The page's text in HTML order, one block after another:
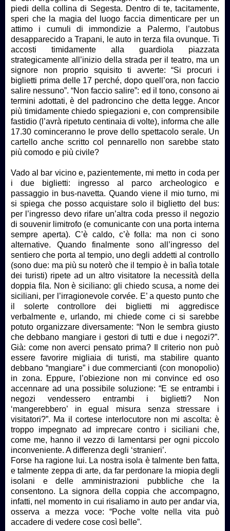
piedi della collina di Segesta. Dentro di te, tacitamente,
speri che la magia del luogo faccia dimenticare per un
attimo i cumuli di immondizie a Palermo, l’autobus
desapparecido a Trapani, le auto in terza fila ovunque. Ti
accosti timidamente alla guardiola piazzata
strategicamente all’inizio della strada per il teatro, ma un
signore non proprio squisito ti avverte: “Si procuri i
biglietti prima delle 17 perché, dopo quell’ora, non faccio
salire nessuno”. “Non faccio salire”: ed il tono, consono ai
termini adottati, è del padroncino che detta legge. Ancor
più timidamente chiedo spiegazioni e, con comprensibile
fastidio (l’avrà ripetuto centinaia di volte), informa che alle
17.30 cominceranno le prove dello spettacolo serale. Un
cartello anche scritto col pennarello non sarebbe stato
più comodo e più civile?
Vado al bar vicino e, pazientemente, mi metto in coda per
i due biglietti: ingresso al parco archeologico e
passaggio in bus-navetta. Quando viene il mio turno, mi
si spiega che posso acquistare solo il biglietto del bus:
per l’ingresso devo rifare un’altra coda presso il negozio
di souvenir limitrofo (e comunicante con una porta interna
sempre aperta). C’è caldo, c’è folla: ma non ci sono
alternative. Quando finalmente sono all’ingresso del
sentiero che porta al tempio, uno degli addetti al controllo
(sono due: ma più su noterò che il tempio è in balìa totale
dei turisti) ripete ad un altro visitatore la necessità della
doppia fila. Non è siciliano: gli chiedo scusa, a nome dei
siciliani, per l’irragionevole corvée. E’ a questo punto che
il solerte controllore dei biglietti mi aggredisce
verbalmente e, urlando, mi chiede come ci si sarebbe
potuto organizzare diversamente: “Non le sembra giusto
che debbano mangiare i gestori di tutti e due i negozi?”.
Già: come non averci pensato prima? Il criterio non può
essere favorire migliaia di turisti, ma stabilire quanto
debbano “mangiare” i due commercianti (con monopolio)
in zona. Eppure, l’obiezione non mi convince ed oso
accennare ad una possibile soluzione: “E se entrambi i
negozi vendessero entrambi i biglietti? Non
‘mangerebbero’ in egual misura senza stressare i
visitatori?”. Ma il cortese interlocutore non mi ascolta: è
troppo impegnato ad imprecare contro i siciliani che,
come me, hanno il vezzo di lamentarsi per ogni piccolo
inconveniente. A differenza degli ‘stranieri’.
Forse ha ragione lui. La nostra isola è talmente ben fatta,
e talmente zeppa di arte, da far perdonare la miopia degli
isolani e delle amministrazioni pubbliche che la
consentono. La signora della coppia che accompagno,
infatti, nel momento in cui risaliamo in auto per andar via,
osserva a mezza voce: “Poche volte nella vita può
accadere di vedere cose così belle”.